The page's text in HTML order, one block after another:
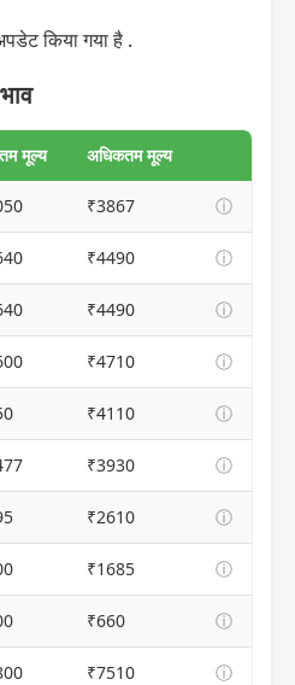
किया गया है .
मूल्य अधिकतम मूल्य
₹3867 ⓘ
₹4490 ⓘ
₹4490 ⓘ
₹4710 ⓘ
₹4110 ⓘ
₹3930 ⓘ
₹2610 ⓘ
₹1685 ⓘ
₹660 ⓘ
₹7510 ⓘ